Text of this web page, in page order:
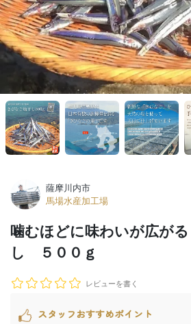
薩摩川内市
馬場水産加工場
噛むほどに味わいが広が
し ５００ｇ
レビューを書く
スタッフおすすめポイント